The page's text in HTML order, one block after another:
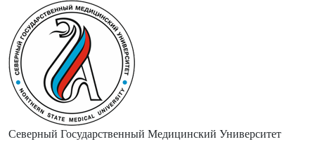
Северный Государственный Медицинский Университет